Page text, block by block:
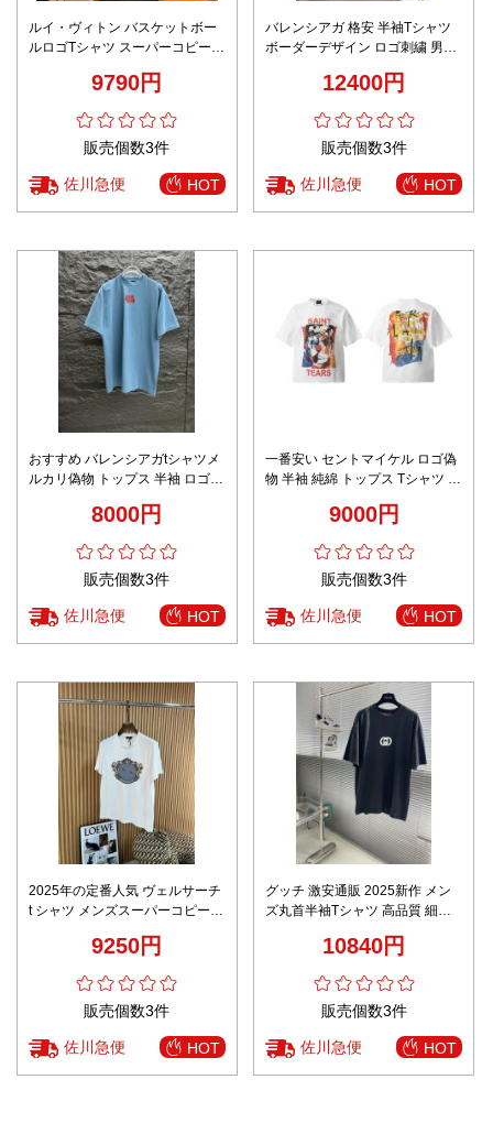
ルイ・ヴィトン バスケットボー
ルロゴTシャツ スーパーコピー
着心地 上質感 丁寧な縫製 高品質
9790円
販売個数3件
佐川急便 HOT
バレンシアガ 格安 半袖Tシャツ
ボーダーデザイン ロゴ刺繍 男女
12400円
販売個数3件
佐川急便 HOT
おすすめ バレンシアガtシャツメ
ルカリ偽物 トップス 半袖 ロゴプ
8000円
販売個数3件
佐川急便 HOT
一番安い セントマイケル ロゴ偽
物 半袖 純綿 トップス Tシャツ プ
9000円
販売個数3件
佐川急便 HOT
2025年の定番人気 ヴェルサーチ
t シャツ メンズスーパーコピー
9250円
販売個数3件
佐川急便 HOT
グッチ 激安通販 2025新作 メン
ズ丸首半袖Tシャツ 高品質 細部
10840円
販売個数3件
佐川急便 HOT